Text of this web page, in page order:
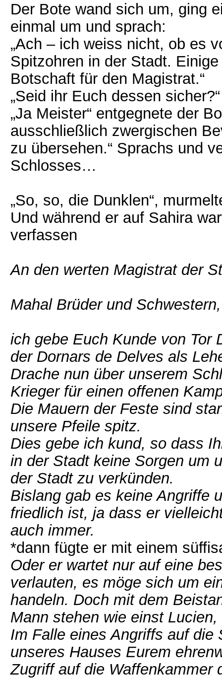
Der Bote wand sich um, ging
einmal um und sprach:
„Ach – ich weiss nicht, ob es
Spitzohren in der Stadt.
Botschaft für den Magistrat.“
„Seid ihr Euch dessen
„Ja Meister“ entgegnete der
ausschließlich zwergischen
zu übersehen.“ Sprachs und
Schlosses…
„So, so, die Dunklen“,
Und während er auf Sahira
verfassen
An den werten Magistrat der
Mahal Brüder und Schwestern,
ich gebe Euch Kunde von Tor
der Dornars de Delves als
Drache nun über unserem
Krieger für einen offenen
Die Mauern der Feste sind
unsere Pfeile spitz.
Dies gebe ich kund, so dass
in der Stadt keine Sorgen um
der Stadt zu verkünden.
Bislang gab es keine Angriffe
friedlich ist, ja dass er
auch immer.
*dann fügte er mit einem
Oder er wartet nur auf eine
verlauten, es möge sich um
handeln. Doch mit dem
Mann stehen wie einst
Im Falle eines Angriffs auf die
unseres Hauses Eurem
Zugriff auf die Waffenkammer